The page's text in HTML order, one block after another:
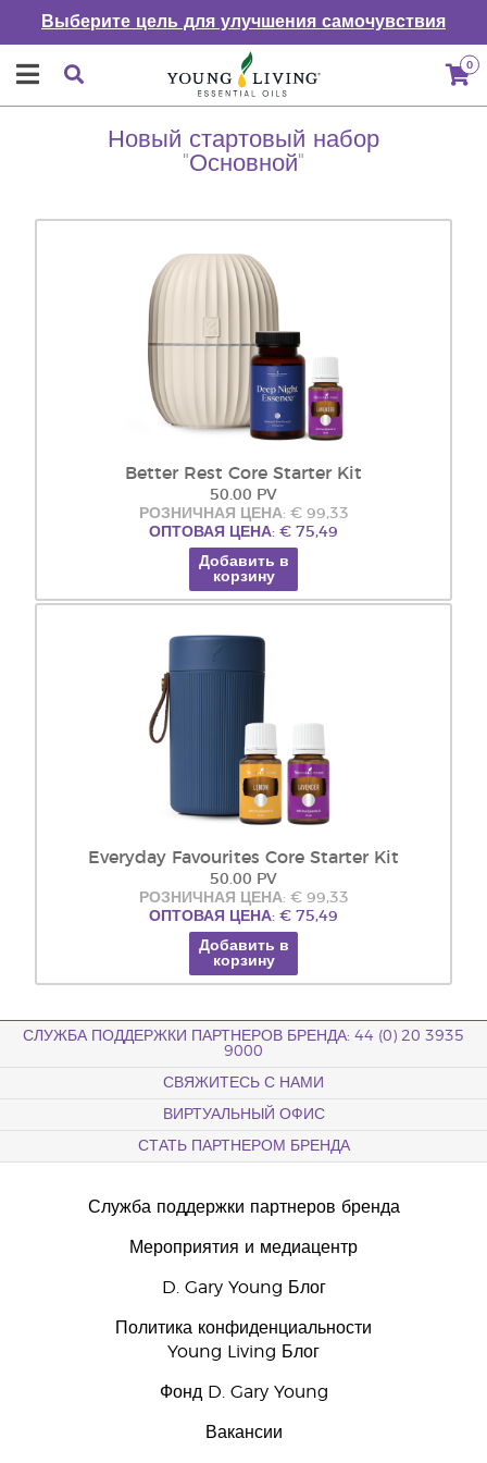
Выберите цель для улучшения самочувствия
0
Новый стартовый набор
"Основной"
Better Rest Core Starter Kit
50.00 PV
РОЗНИЧНАЯ ЦЕНА: € 99,33
ОПТОВАЯ ЦЕНА: € 75,49
Добавить в
корзину
Everyday Favourites Core Starter Kit
50.00 PV
РОЗНИЧНАЯ ЦЕНА: € 99,33
ОПТОВАЯ ЦЕНА: € 75,49
Добавить в
корзину
СЛУЖБА ПОДДЕРЖКИ ПАРТНЕРОВ БРЕНДА: 44 (0) 20 3935
9000
СВЯЖИТЕСЬ С НАМИ
ВИРТУАЛЬНЫЙ ОФИС
СТАТЬ ПАРТНЕРОМ БРЕНДА
Служба поддержки партнеров бренда
Мероприятия и медиацентр
D. Gary Young Блог
Политика конфиденциальности
Young Living Блог
Фонд D. Gary Young
Вакансии